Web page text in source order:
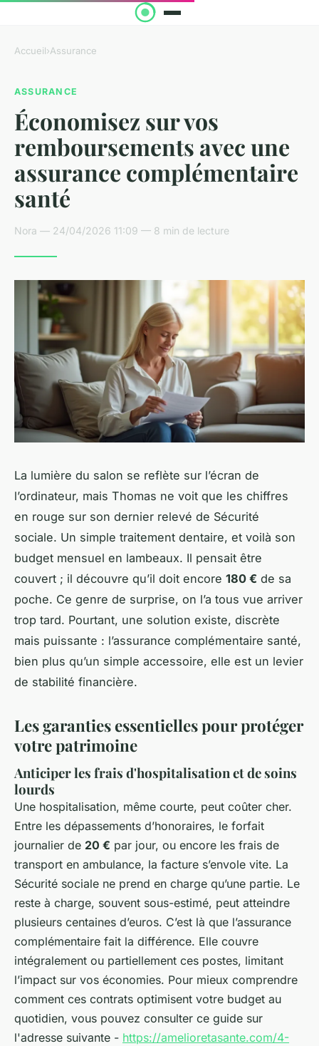
Accueil›Assurance
ASSURANCE
Économisez sur vos
remboursements avec une
assurance complémentaire
santé
Nora — 24/04/2026 11:09 — 8 min de lecture
La lumière du salon se reflète sur l’écran de
l’ordinateur, mais Thomas ne voit que les chiffres
en rouge sur son dernier relevé de Sécurité
sociale. Un simple traitement dentaire, et voilà son
budget mensuel en lambeaux. Il pensait être
couvert ; il découvre qu’il doit encore 180 € de sa
poche. Ce genre de surprise, on l’a tous vue arriver
trop tard. Pourtant, une solution existe, discrète
mais puissante : l’assurance complémentaire santé,
bien plus qu’un simple accessoire, elle est un levier
de stabilité financière.
Les garanties essentielles pour protéger
votre patrimoine
Anticiper les frais d'hospitalisation et de soins
lourds
Une hospitalisation, même courte, peut coûter cher.
Entre les dépassements d’honoraires, le forfait
journalier de 20 € par jour, ou encore les frais de
transport en ambulance, la facture s’envole vite. La
Sécurité sociale ne prend en charge qu’une partie. Le
reste à charge, souvent sous-estimé, peut atteindre
plusieurs centaines d’euros. C’est là que l’assurance
complémentaire fait la différence. Elle couvre
intégralement ou partiellement ces postes, limitant
l’impact sur vos économies. Pour mieux comprendre
comment ces contrats optimisent votre budget au
quotidien, vous pouvez consulter ce guide sur
l'adresse suivante - https://amelioretasante.com/4-